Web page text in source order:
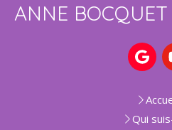
ANNE BOCQUET
Qui